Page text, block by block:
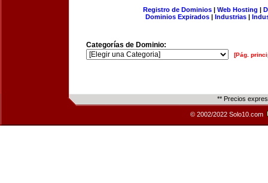
Registro de Dominios| Web Hosting |
Dominios Expirados | Industrias |
Categorías de Dominio:
[Pág.
** Precios
© 2002/2022 Solo10.com